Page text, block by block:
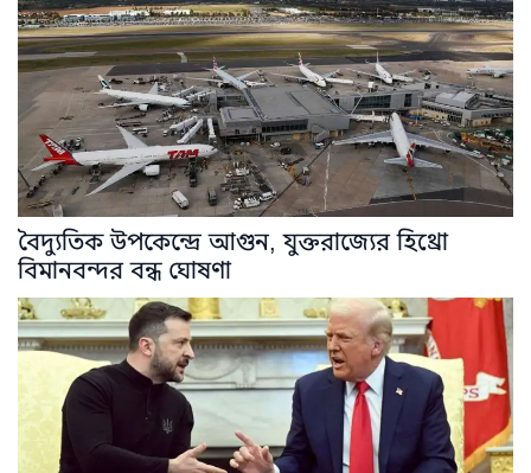
বৈদ্যুতিক উপকেন্দ্রে আগুন, যুক্তরাজ্যের হিথ্রো
বিমানবন্দর বন্ধ ঘোষণা